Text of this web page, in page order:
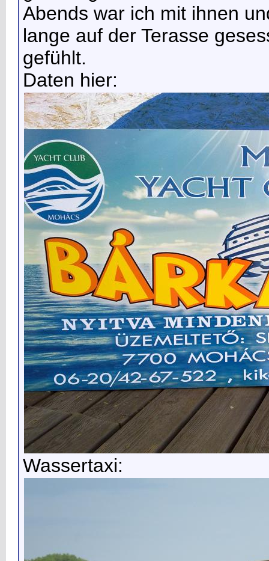
Abends war ich mit ihnen
lange auf der Terasse
gefühlt.
Daten hier:
Wassertaxi: